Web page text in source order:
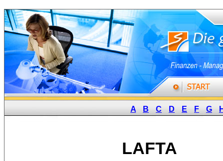
A B C D E F G
LAFTA